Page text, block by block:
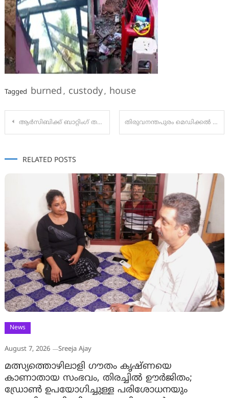
Tagged burned , custody, house
Post
ആർസിബിക്ക് ബാറ്റിംഗ് തകർച്ച; കോലി പുറത്ത് 5 വിക്കറ്റ് നഷ്ടം തിരുവനന്തപുരം മെഡിക്കൽ കോളേജ് ഹോസ്പിറ്റലിലെ അന്വേഷണങ്ങൾക്കുള്ള ഫോൺ നമ്പറുകൾ.
RELATED POSTS
News
August 7, 2026 Sreeja Ajay
മത്സ്യത്തൊഴിലാളി ഗൗതം കൃഷ്ണയെ
കാണാതായ സംഭവം, തിരച്ചിൽ ഊർജിതം;
ഡ്രോണ്‍ ഉപയോഗിച്ചുള്ള പരിശോധനയും